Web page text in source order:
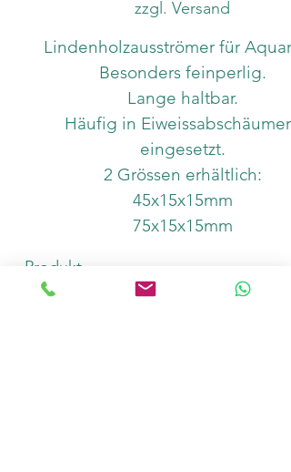
zzgl. Versand
Lindenholzausströmer für
Besonders feinperlig.
Lange haltbar.
Häufig in Eiweissabschäumern
eingesetzt.
2 Grössen erhältlich:
45x15x15mm
75x15x15mm
Produkt